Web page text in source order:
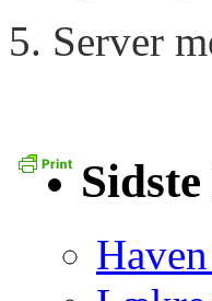
Server